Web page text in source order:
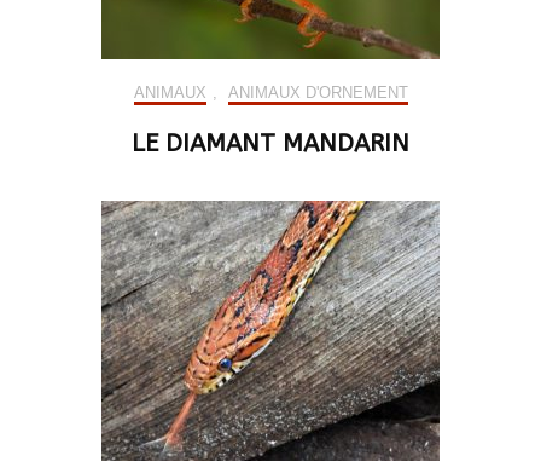
ANIMAUX ANIMAUX D'ORNEMENT
LE DIAMANT MANDARIN